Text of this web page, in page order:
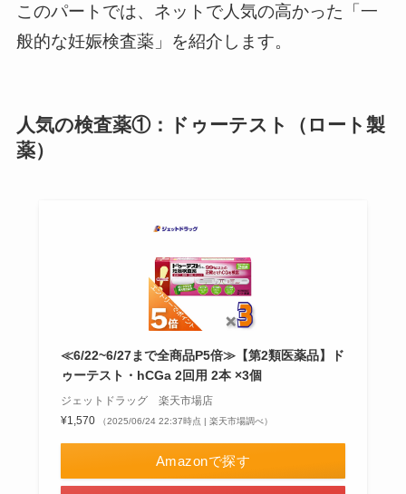
このパートでは、ネットで人気の高かった「一
般的な妊娠検査薬」を紹介します。
人気の検査薬①：ドゥーテスト（ロート製
薬）
≪6/22~6/27まで全商品P5倍≫【第2類医薬品】ド
ゥーテスト・hCGa 2回用 2本 ×3個
ジェットドラッグ 楽天市場店
¥1,570
（2025/06/24 22:37時点 | 楽天市場調べ）
Amazonで探す